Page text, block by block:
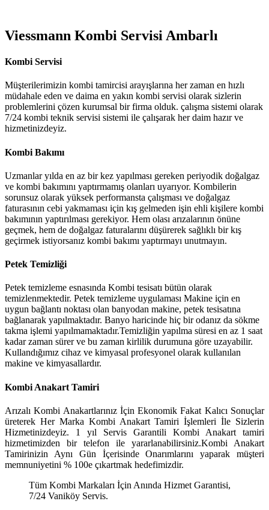
Viessmann Kombi Servisi Ambarlı
Kombi Servisi
Müşterilerimizin kombi tamircisi arayışlarına her zaman en hızlı
müdahale eden ve daima en yakın kombi servisi olarak sizlerin
problemlerini çözen kurumsal bir firma olduk. çalışma sistemi olarak
7/24 kombi teknik servisi sistemi ile çalışarak her daim hazır ve
hizmetinizdeyiz.
Kombi Bakımı
Uzmanlar yılda en az bir kez yapılması gereken periyodik doğalgaz
ve kombi bakımını yaptırmamış olanları uyarıyor. Kombilerin
sorunsuz olarak yüksek performansta çalışması ve doğalgaz
faturasının cebi yakmaması için kış gelmeden işin ehli kişilere kombi
bakımının yaptırılması gerekiyor. Hem olası arızalarının önüne
geçmek, hem de doğalgaz faturalarını düşürerek sağlıklı bir kış
geçirmek istiyorsanız kombi bakımı yaptırmayı unutmayın.
Petek Temizliği
Petek temizleme esnasında Kombi tesisatı bütün olarak
temizlenmektedir. Petek temizleme uygulaması Makine için en
uygun bağlantı noktası olan banyodan makine, petek tesisatına
bağlanarak yapılmaktadır. Banyo haricinde hiç bir odanız da sökme
takma işlemi yapılmamaktadır.Temizliğin yapılma süresi en az 1 saat
kadar zaman sürer ve bu zaman kirlilik durumuna göre uzayabilir.
Kullandığımız cihaz ve kimyasal profesyonel olarak kullanılan
makine ve kimyasallardır.
Kombi Anakart Tamiri
Arızalı Kombi Anakartlarınız İçin Ekonomik Fakat Kalıcı Sonuçlar
üreterek Her Marka Kombi Anakart Tamiri İşlemleri İle Sizlerin
Hizmetinizdeyiz. 1 yıl Servis Garantili Kombi Anakart tamiri
hizmetimizden bir telefon ile yararlanabilirsiniz.Kombi Anakart
Tamirinizin Aynı Gün İçerisinde Onarımlarını yaparak müşteri
memnuniyetini % 100e çıkartmak hedefimizdir.
Tüm Kombi Markaları İçin Anında Hizmet Garantisi,
7/24 Vaniköy Servis.